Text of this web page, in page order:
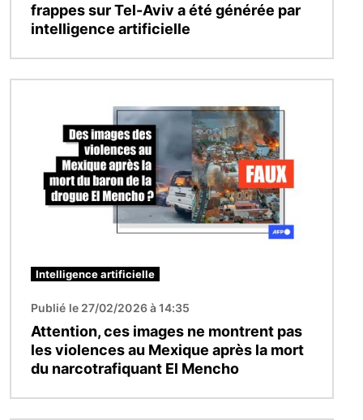
frappes sur Tel-Aviv a été générée par
intelligence artificielle
Intelligence artificielle
Publié le 27/02/2026 à 14:35
Attention, ces images ne montrent pas
les violences au Mexique après la mort
du narcotrafiquant El Mencho